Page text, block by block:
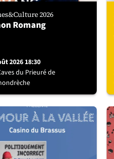
2026
Romang
2026 18:30
du Prieuré de